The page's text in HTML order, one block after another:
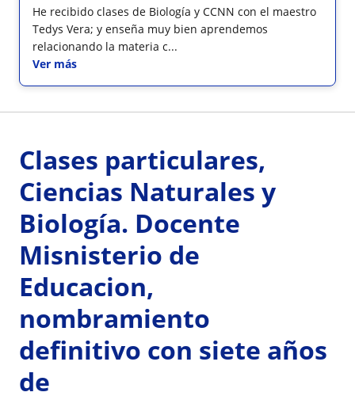
He recibido clases de Biología y CCNN con el maestro
Tedys Vera; y enseña muy bien aprendemos
relacionando la materia c...
Ver más
Clases particulares,
Ciencias Naturales y
Biología. Docente
Misnisterio de
Educacion,
nombramiento
definitivo con siete años
de